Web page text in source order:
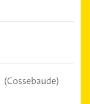
(Cossebaude)